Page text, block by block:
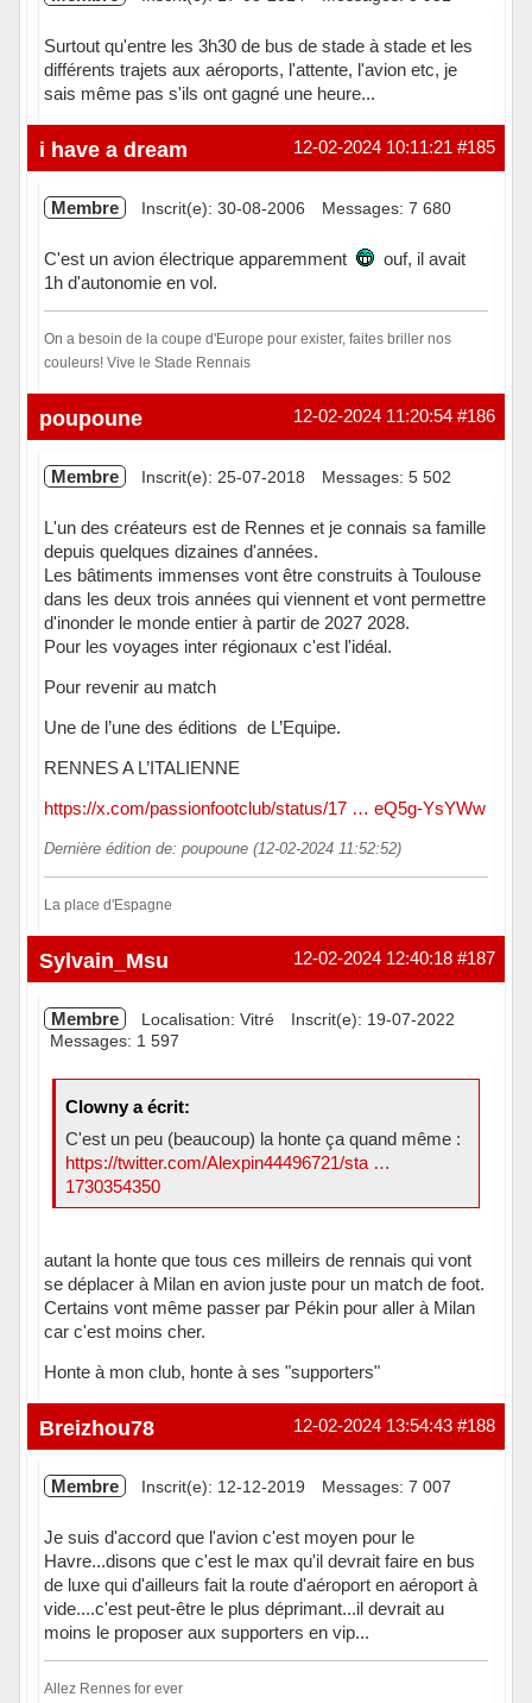
Surtout qu'entre les 3h30 de bus de stade à stade et les
différents trajets aux aéroports, l'attente, l'avion etc, je
sais même pas s'ils ont gagné une heure...
Hors ligne #185
12-02-2024 10:11:21
i have a dream
Membre Inscrit(e): 30-08-2006 Messages: 7 680
C'est un avion électrique apparemment
ouf, il avait
1h d'autonomie en vol.
On a besoin de la coupe d'Europe pour exister, faites briller nos
couleurs! Vive le Stade Rennais
Hors ligne #186
12-02-2024 11:20:54
poupoune
Membre Inscrit(e): 25-07-2018 Messages: 5 502
L'un des créateurs est de Rennes et je connais sa famille
depuis quelques dizaines d'années.
Les bâtiments immenses vont être construits à Toulouse
dans les deux trois années qui viennent et vont permettre
d'inonder le monde entier à partir de 2027 2028.
Pour les voyages inter régionaux c'est l'idéal.
Pour revenir au match
Une de l’une des éditions de L’Equipe.
RENNES A L’ITALIENNE
https://x.com/passionfootclub/status/17 … eQ5g-YsYWw
Dernière édition de: poupoune (12-02-2024 11:52:52)
La place d'Espagne
Hors ligne #187
12-02-2024 12:40:18
Sylvain_Msu
Membre Localisation: Vitré
Inscrit(e): 19-07-2022
Messages: 1 597
Clowny a écrit:
C'est un peu (beaucoup) la honte ça quand même :
https://twitter.com/Alexpin44496721/sta …
1730354350
autant la honte que tous ces milleirs de rennais qui vont
se déplacer à Milan en avion juste pour un match de foot.
Certains vont même passer par Pékin pour aller à Milan
car c'est moins cher.
Honte à mon club, honte à ses "supporters"
Hors ligne #188
12-02-2024 13:54:43
Breizhou78
Membre Inscrit(e): 12-12-2019 Messages: 7 007
Je suis d'accord que l'avion c'est moyen pour le
Havre...disons que c'est le max qu'il devrait faire en bus
de luxe qui d'ailleurs fait la route d'aéroport en aéroport à
vide....c'est peut-être le plus déprimant...il devrait au
moins le proposer aux supporters en vip...
Allez Rennes for ever